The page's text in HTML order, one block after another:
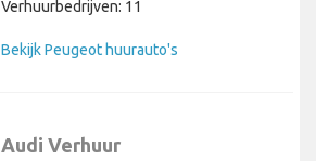
Verhuurbedrijven: 11
Bekijk Peugeot huurauto's
Audi Verhuur